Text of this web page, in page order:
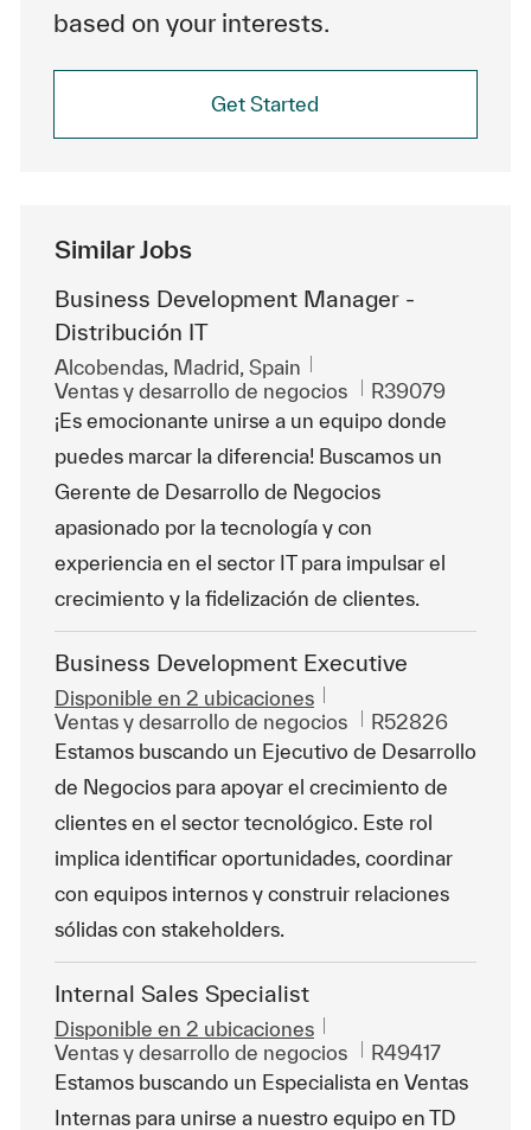
based on your interests.
Get Started
Similar Jobs
Business Development Manager -
Distribución IT
Ubicación
Alcobendas, Madrid, Spain
Categoría
Ventas y desarrollo de negocios Id. de trabajo
R39079
¡Es emocionante unirse a un equipo donde
puedes marcar la diferencia! Buscamos un
Gerente de Desarrollo de Negocios
apasionado por la tecnología y con
experiencia en el sector IT para impulsar el
crecimiento y la fidelización de clientes.
Business Development Executive
Disponible en 2 ubicaciones
Categoría
Ventas y desarrollo de negocios Id. de trabajo
R52826
Estamos buscando un Ejecutivo de Desarrollo
de Negocios para apoyar el crecimiento de
clientes en el sector tecnológico. Este rol
implica identificar oportunidades, coordinar
con equipos internos y construir relaciones
sólidas con stakeholders.
Internal Sales Specialist
Disponible en 2 ubicaciones
Categoría
Ventas y desarrollo de negocios Id. de trabajo
R49417
Estamos buscando un Especialista en Ventas
Internas para unirse a nuestro equipo en TD